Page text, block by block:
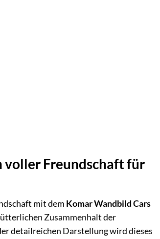
voller Freundschaft für
mit dem Komar Wandbild Cars
Zusammenhalt der
detailreichen Darstellung wird dieses